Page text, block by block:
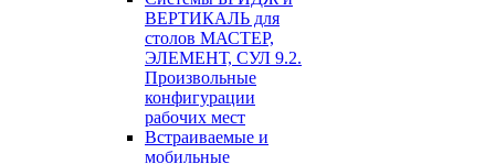
ВЕРТИКАЛЬ для
столов МАСТЕР,
ЭЛЕМЕНТ, СУЛ 9.2.
Произвольные
конфигурации
рабочих мест
Встраиваемые и
мобильные